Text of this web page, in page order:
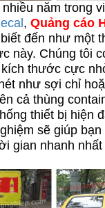
năm trong
, Quảng cáo
đến như một
này. Chúng tôi
thước cực
như sợi chỉ
cả thùng
thiết bị hiện
sẽ giúp
gian nhanh